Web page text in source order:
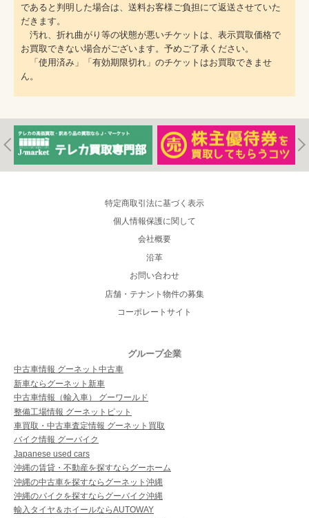
であると判明した場合は、送料お客様ご負担にて返送させていた
だきます。
汚れ、折れ曲がり等の状態が悪いチケットは、表示買取価格で
お買取できない場合がございます。予めご了承ください。
「使用済み」「有効期限切れ」のチケットはお買取できませ
ん。
特定商取引法に基づく表示
個人情報保護に関して
会社概要
沿革
お問い合わせ
店舗・テナント物件の募集
コーポレートサイト
グループ企業
中古車情報 グーネット中古車
新車ならグーネット新車
中古車情報（輸入車） グーワールド
整備工場情報 グーネットピット
車買取・中古車査定情報 グーネット買取
バイク情報 グーバイク
Japanese used cars
沖縄の賃貸・不動産を探すならグーホーム
沖縄の中古車を探すならグーネット沖縄
沖縄のバイクを探すならグーバイク沖縄
輸入タイヤ＆ホイールならAUTOWAY